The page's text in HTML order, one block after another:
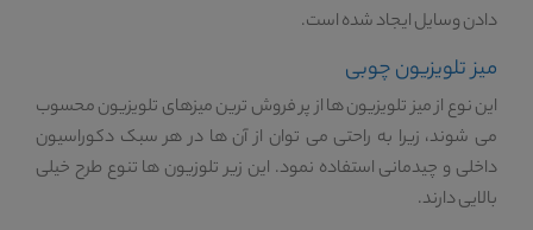
دادن وسایل ایجاد شده است.
میز تلویزیون چوبی
این نوع از میز تلویزیون ها از پر فروش ترین میزهای تلویزیون محسوب
می شوند، زیرا به راحتی می توان از آن ها در هر سبک دکوراسیون
داخلی و چیدمانی استفاده نمود. این زیر تلوزیون ها تنوع طرح خیلی
بالایی دارند.